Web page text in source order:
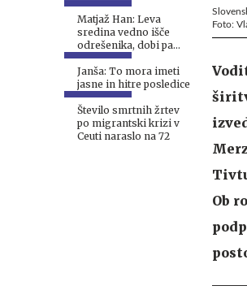
Matjaž Han: Leva
sredina vedno išče
odrešenika, dobi pa
Janševo vlado #video
Janša: To mora imeti
jasne in hitre posledice
Število smrtnih žrtev
po migrantski krizi v
Ceuti naraslo na 72
Foto:
Ob